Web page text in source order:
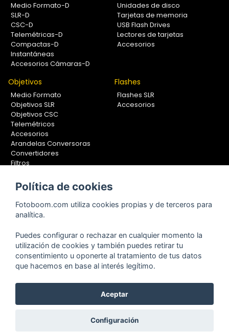
Medio Formato-D
SLR-D
CSC-D
Telemétricas-D
Compactas-D
Instantáneas
Accesorios Cámaras-D
Unidades de disco
Tarjetas de memoria
USB Flash Drives
Lectores de tarjetas
Accesorios
Objetivos
Medio Formato
Objetivos SLR
Objetivos CSC
Telemétricos
Accesorios
Arandelas Conversoras
Convertidores
Filtros
Calibradores
Flashes
Flashes SLR
Accesorios
Soportes Fotografía
Monopiés
Trípodes
Kit Completos
Accesorios
Copyright © 2001-2024, Fotoboom, Fotonet, S.L. CIF. B-83430587
C/ San Romualdo Nº26 - 28037 Madrid - España
304 28 94. Cualquier comentario o sugerencia nos la puedes
Política de cookies
Fotoboom.com utiliza cookies propias y de terceros para
analítica.
Puedes configurar o rechazar en cualquier momento la
utilización de cookies y también puedes retirar tu
consentimiento u oponerte al tratamiento de tus datos
que hacemos en base al interés legítimo.
Aceptar
Configuración